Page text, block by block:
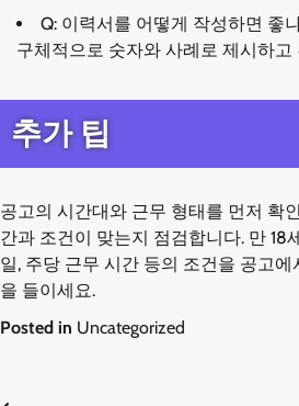
Q: 이력서를 어떻게 작성하면 좋
구체적으로 숫자와 사례로 제시하
추가 팁
공고의 시간대와 근무 형태를 먼저 확
간과 조건이 맞는지 점검합니다. 만 18
일, 주당 근무 시간 등의 조건을 공고
을 들이세요.
Posted in Uncategorized